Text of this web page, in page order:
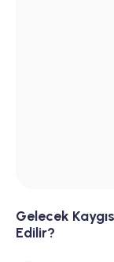
Gelecek
Edilir?